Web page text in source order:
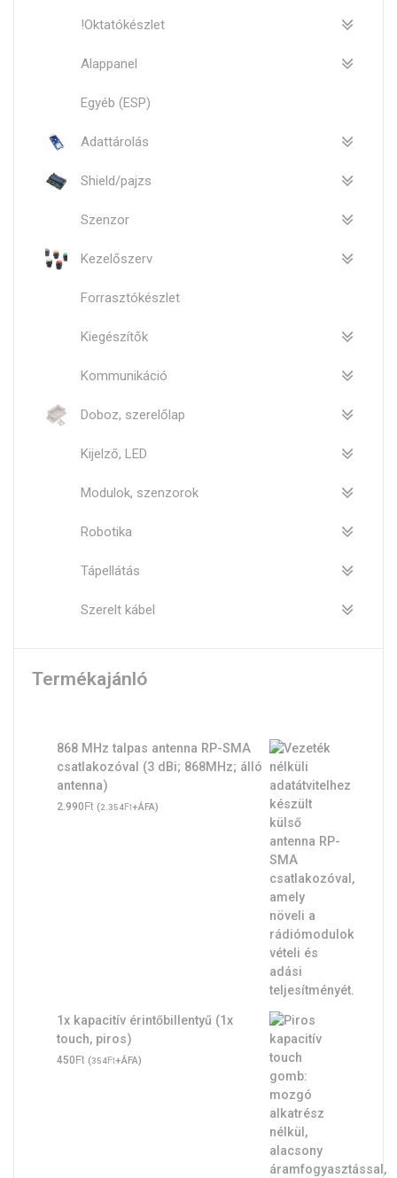
!Oktatókészlet
Alappanel
Egyéb (ESP)
Adattárolás
Shield/pajzs
Szenzor
Kezelőszerv
Forrasztókészlet
Kiegészítők
Kommunikáció
Doboz, szerelőlap
Kijelző, LED
Modulok, szenzorok
Robotika
Tápellátás
Szerelt kábel
Termékajánló
868 MHz talpas antenna RP-SMA
csatlakozóval (3 dBi; 868MHz; álló
antenna)
2.990Ft (2.354Ft+ÁFA)
1x kapacitív érintőbillentyű (1x
touch, piros)
450Ft (354Ft+ÁFA)